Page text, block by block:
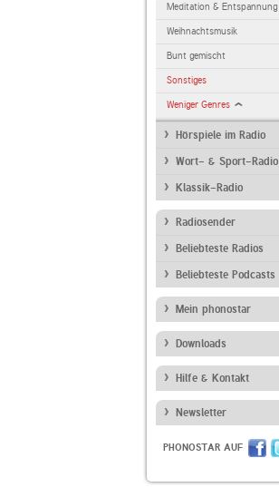
Meditation & Entspannung
Weihnachtsmusik
Bunt gemischt
Sonstiges
Weniger Genres
Hörspiele im Radio
Wort- & Sport-Radio
Klassik-Radio
Radiosender
Beliebteste Radios
Beliebteste Podcasts
Mein phonostar
Downloads
Hilfe & Kontakt
Newsletter
PHONOSTAR AUF